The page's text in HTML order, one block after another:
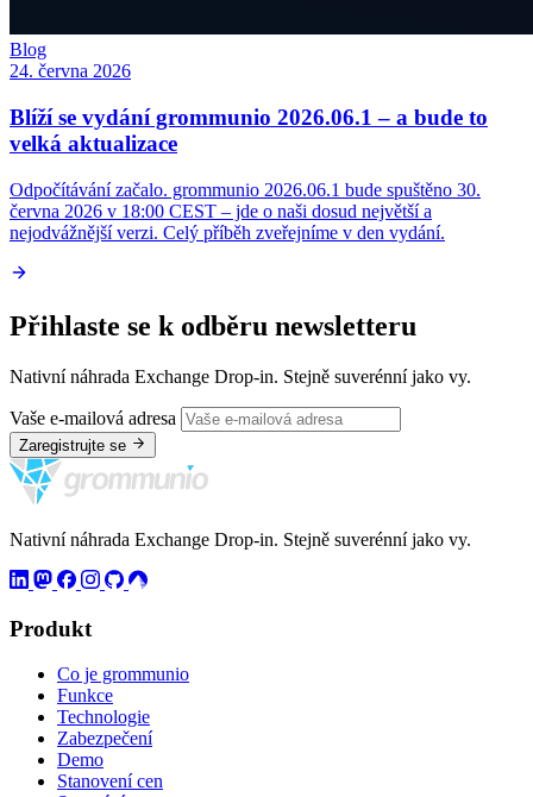
Blog
24. června 2026
Blíží se vydání grommunio 2026.06.1 – a bude to
velká aktualizace
Odpočítávání začalo. grommunio 2026.06.1 bude spuštěno 30.
června 2026 v 18:00 CEST – jde o naši dosud největší a
nejodvážnější verzi. Celý příběh zveřejníme v den vydání.
Přihlaste se k odběru newsletteru
Nativní náhrada Exchange Drop-in. Stejně suverénní jako vy.
Vaše e-mailová adresa
Zaregistrujte se
Nativní náhrada Exchange Drop-in. Stejně suverénní jako vy.
Produkt
Co je grommunio
Funkce
Technologie
Zabezpečení
Demo
Stanovení cen